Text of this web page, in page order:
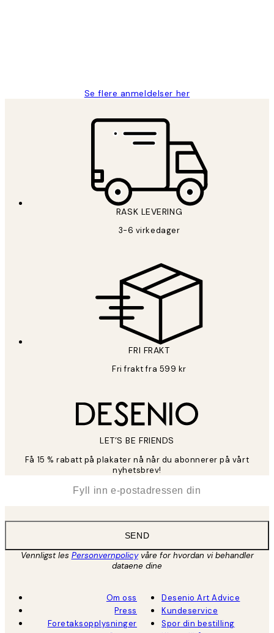
Se flere anmeldelser her
RASK LEVERING
3-6 virkedager
FRI FRAKT
Fri frakt fra 599 kr
LET’S BE FRIENDS
Få 15 % rabatt på plakater nå når du abonnerer på vårt
nyhetsbrev!
SEND
Vennligst les Personvernpolicyvåre for hvordan vi behandler
dataene dine
Om oss
Press
Foretaksopplysninger
Desenio Art Advice
Kundeservice
Spor din bestilling